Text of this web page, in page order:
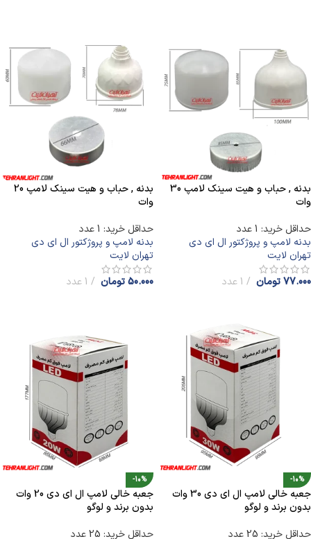
بدنه , حباب و هیت سینک لامپ 30
وات
حداقل خرید: 1 عدد
بدنه لامپ و پروژکتور ال ای دی
تهران لایت
77.000تومان 1 عدد
بدنه , حباب و هیت سینک لامپ 20
وات
حداقل خرید: 1 عدد
بدنه لامپ و پروژکتور ال ای دی
تهران لایت
50.000تومان 1 عدد
-10%
جعبه خالی لامپ ال ای دی 30 وات
بدون برند و لوگو
حداقل خرید: 25 عدد
-10%
جعبه خالی لامپ ال ای دی 20 وات
بدون برند و لوگو
حداقل خرید: 25 عدد